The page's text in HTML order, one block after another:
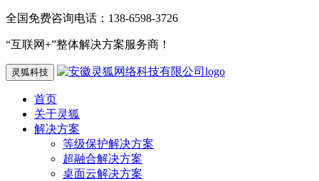
全国免费咨询电话：138-6598-3726
“互联网+”整体解决方案服务商！
灵狐科技
首页
关于灵狐
解决方案
等级保护解决方案
超融合解决方案
桌面云解决方案